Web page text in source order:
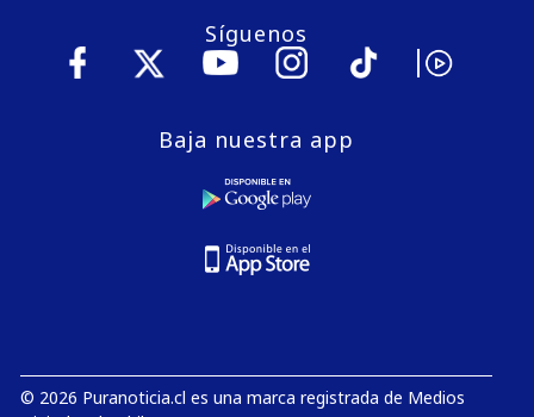
Síguenos
Baja nuestra app
© 2026 Puranoticia.cl es una marca registrada de Medios